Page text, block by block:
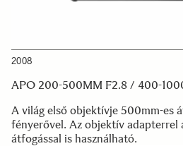
2008
APO 200-500MM F2.8 / 400-
A világ első objektívje 500mm-es
fényerővel. Az objektív adapterrel
átfogással is használható.